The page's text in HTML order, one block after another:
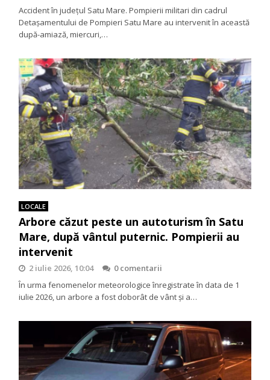
Accident în județul Satu Mare. Pompierii militari din cadrul
Detașamentului de Pompieri Satu Mare au intervenit în această
după-amiază, miercuri,…
LOCALE
Arbore căzut peste un autoturism în Satu
Mare, după vântul puternic. Pompierii au
intervenit
2 iulie 2026, 10:04
0 comentarii
În urma fenomenelor meteorologice înregistrate în data de 1
iulie 2026, un arbore a fost doborât de vânt și a…